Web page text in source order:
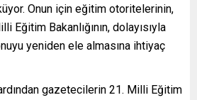
Onun için eğitim otoritelerinin,
Eğitim Bakanlığının, dolayısıyla
yeniden ele almasına ihtiyaç
ardından gazetecilerin 21. Milli Eğitim